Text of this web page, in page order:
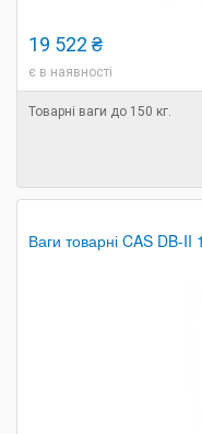
19 522 ₴
є в наявності
Товарні ваги до 150 кг.
Ваги товарні CAS DB-II